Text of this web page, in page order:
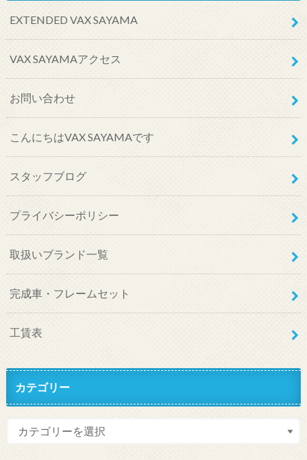
EXTENDED VAX SAYAMA
VAX SAYAMAアクセス
お問い合わせ
こんにちはVAX SAYAMAです
スタッフブログ
プライバシーポリシー
取扱いブランド一覧
完成車・フレームセット
工賃表
カテゴリー